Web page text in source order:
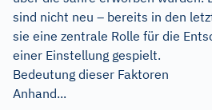
sind nicht neu – bereits in den
sie eine zentrale Rolle für die
einer Einstellung gespielt.
Bedeutung dieser Faktoren
Anhand...